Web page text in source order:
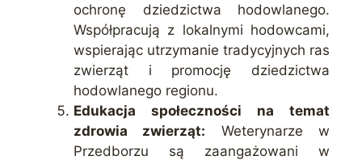
ochronę dziedzictwa hodowlanego.
Współpracują z lokalnymi hodowcami,
wspierając utrzymanie tradycyjnych ras
zwierząt i promocję dziedzictwa
hodowlanego regionu.
Edukacja społeczności na temat
zdrowia zwierząt: Weterynarze w
Przedborzu są zaangażowani w